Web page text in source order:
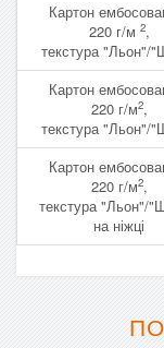
Картон
220 г/м 2,
текстура "Льон"/
Картон
220 г/м2,
текстура "Льон"/
Картон
220 г/м2,
текстура "Льон"/
на ніжці